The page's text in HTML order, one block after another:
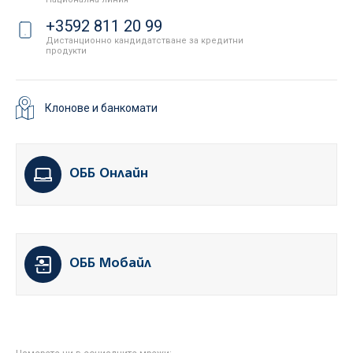
+3592 811 20 99
Дистанционно кандидатстване за кредитни
продукти
Клонове и банкомати
ОББ Онлайн
ОББ Мобайл